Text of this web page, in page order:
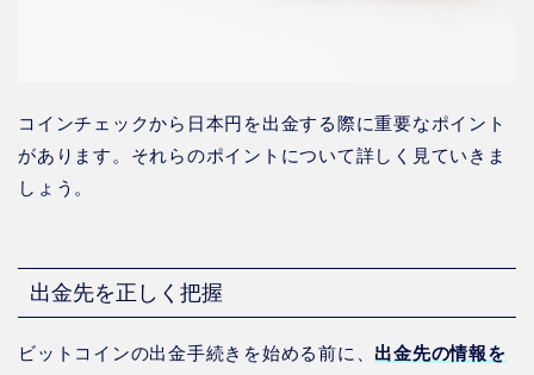
コインチェックから日本円を出金する際に重要なポイント
があります。それらのポイントについて詳しく見ていきま
しょう。
出金先を正しく把握
ビットコインの出金手続きを始める前に、 出金先の情報を